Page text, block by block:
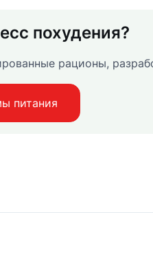
похудения?
рационы,
питания